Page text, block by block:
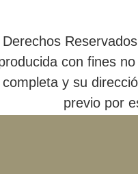
con fines
y su
previo por